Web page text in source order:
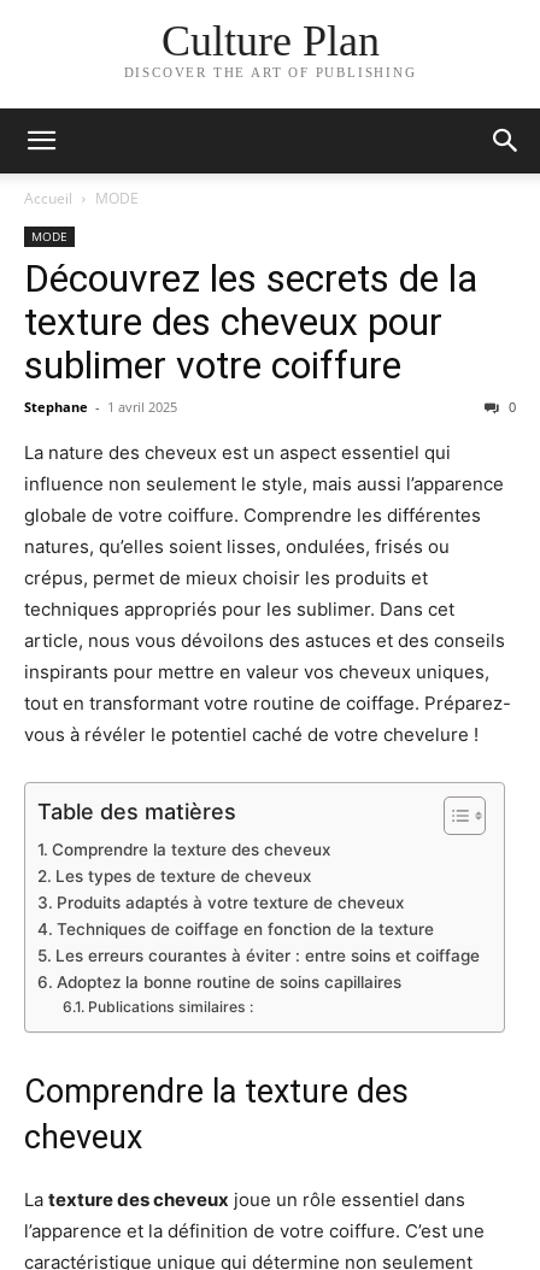
Culture Plan
DISCOVER THE ART OF PUBLISHING
Accueil MODE
MODE
Découvrez les secrets de la
texture des cheveux pour
sublimer votre coiffure
Stephane - 1 avril 2025 0
La nature des cheveux est un aspect essentiel qui
influence non seulement le style, mais aussi l’apparence
globale de votre coiffure. Comprendre les différentes
natures, qu’elles soient lisses, ondulées, frisés ou
crépus, permet de mieux choisir les produits et
techniques appropriés pour les sublimer. Dans cet
article, nous vous dévoilons des astuces et des conseils
inspirants pour mettre en valeur vos cheveux uniques,
tout en transformant votre routine de coiffage. Préparez-
vous à révéler le potentiel caché de votre chevelure !
Table des matières
Comprendre la texture des cheveux
Les types de texture de cheveux
Produits adaptés à votre texture de cheveux
Techniques de coiffage en fonction de la texture
Les erreurs courantes à éviter : entre soins et coiffage
Adoptez la bonne routine de soins capillaires
Publications similaires :
Comprendre la texture des
cheveux
La texture des cheveux joue un rôle essentiel dans
l’apparence et la définition de votre coiffure. C’est une
caractéristique unique qui détermine non seulement